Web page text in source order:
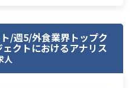
です。
の使用経験
たデータ抽出・加工
/週5/外食業界トップク
ェクトにおけるアナリス
人